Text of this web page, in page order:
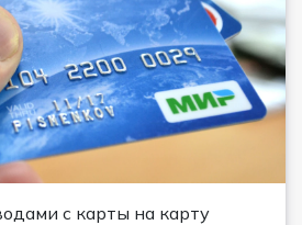
с карты на карту